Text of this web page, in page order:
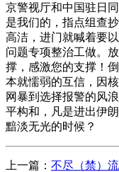
京警视厅和中国驻日
是我们的，指点组查
高洁，进门就喊着要
问题专项整治工做。
撑，感激您的支撑！
本就懦弱的互信，因
网暴到选择报警的风
平构和，凡是进出伊
黯淡无光的时候？
上一篇： 不尽（禁）